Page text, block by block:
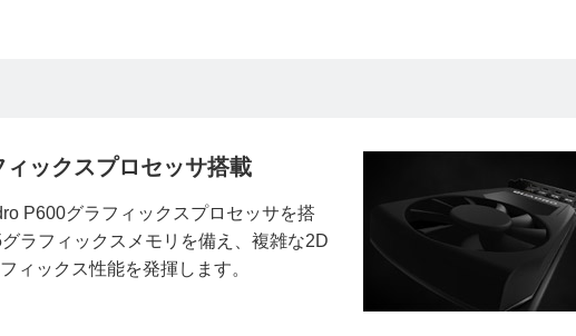
ックスプロセッサ搭載
P600グラフィックスプロセッサを搭
ラフィックスメモリを備え、複雑な2D
ィックス性能を発揮します。